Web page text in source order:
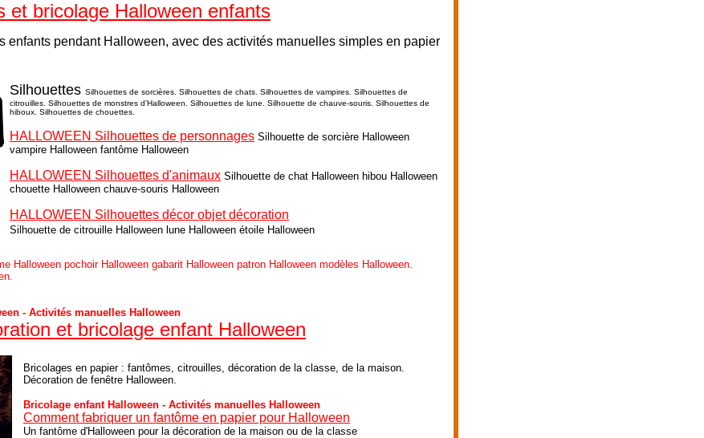
et bricolage Halloween enfants
enfants pendant Halloween, avec des activités manuelles simples en papier
Silhouettes Silhouettes de sorcières. Silhouettes de chats. Silhouettes de vampires. Silhouettes de
citrouilles. Silhouettes de monstres d'Halloween. Silhouettes de lune. Silhouette de chauve-souris. Silhouettes de
hiboux. Silhouettes de chouettes.
HALLOWEEN Silhouettes de personnages Silhouette de sorcière Halloween
vampire Halloween fantôme Halloween
HALLOWEEN Silhouettes d'animaux Silhouette de chat Halloween hibou Halloween
chouette Halloween chauve-souris Halloween
HALLOWEEN Silhouettes décor objet décoration
Silhouette de citrouille Halloween lune Halloween étoile Halloween
Halloween pochoir Halloween gabarit Halloween patron Halloween modèles Halloween.
- Activités manuelles Halloween
et bricolage enfant Halloween
Bricolages en papier : fantômes, citrouilles, décoration de la classe, de la maison.
Décoration de fenêtre Halloween.
Bricolage enfant Halloween - Activités manuelles Halloween
Comment fabriquer un fantôme en papier pour Halloween
Un fantôme d'Halloween pour la décoration de la maison ou de la classe